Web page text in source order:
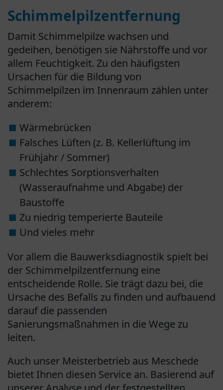
Schimmelpilzentfernung
Damit Schimmelpilze wachsen und
gedeihen, benötigen sie Nährstoffe und vor
allem Feuchtigkeit. Zu den häufigsten
Ursachen für die Bildung von
Schimmelpilzen im Innenraum zählen unter
anderem:
Wärmebrücken
Falsches Lüften (z. B. Kellerlüftung im
Frühjahr / Sommer)
Schlechtes Sorptionsverhalten
(Wasseraufnahme und Abgabe) der
Baustoffe
Zu niedrig temperierte Bauteile
Und vieles mehr
Vor allem die Bauwerksdiagnostik spielt bei
der Schimmelpilzentfernung eine
entscheidende Rolle. Sie trägt dazu bei, die
Ursache des Befalls zu finden und aufbauend
darauf die passenden
Sanierungsmaßnahmen in die Wege zu
leiten.
Auch unser Meisterbetrieb aus Meschede
bietet Ihnen diesen Service an. Basierend auf